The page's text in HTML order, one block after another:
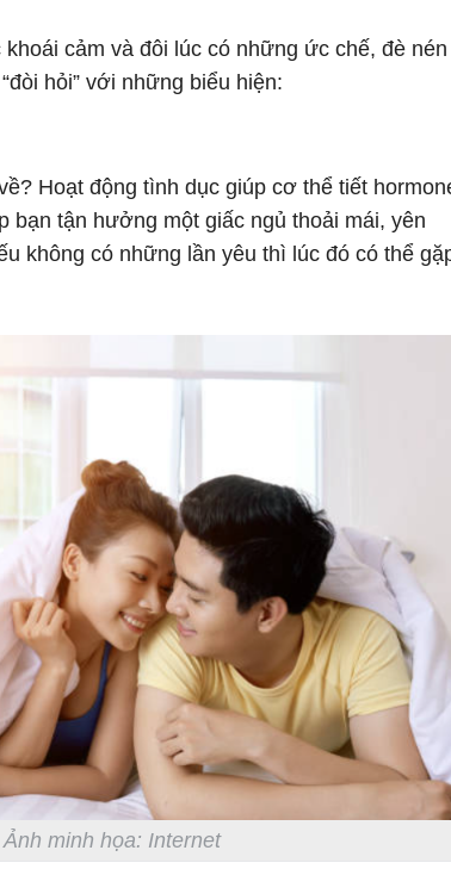
cảm và đôi lúc có những ức chế, đè nén
hỏi” với những biểu hiện:
Hoạt động tình dục giúp cơ thể tiết
bạn tận hưởng một giấc ngủ thoải mái, yên
không có những lần yêu thì lúc đó có thể
Ảnh minh họa: Internet